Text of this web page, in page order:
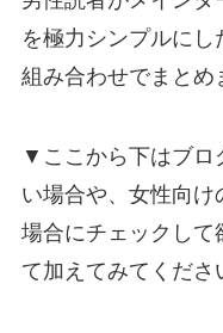
を極力シンプルに
組み合わせでまとめ
▼ここから下はブロ
い場合や、女性向
場合にチェックして
て加えてみてくださ